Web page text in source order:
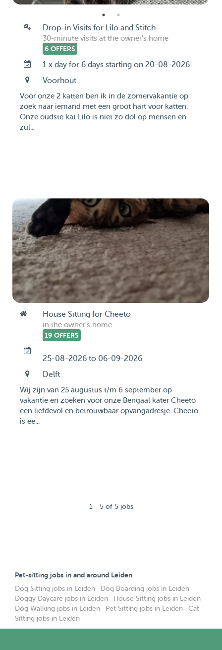
Drop-in Visits for Lilo and Stitch
30-minute visits at the owner's home
6 OFFERS
1 x day for 6 days starting on 20-08-2026
Voorhout
Voor onze 2 katten ben ik in de zomervakantie op
zoek naar iemand met een groot hart voor katten.
Onze oudste kat Lilo is niet zo dol op mensen en
zul...
House Sitting for Cheeto
in the owner's home
19 OFFERS
25-08-2026 to 06-09-2026
Delft
Wij zijn van 25 augustus t/m 6 september op
vakantie en zoeken voor onze Bengaal kater Cheeto
een liefdevol en betrouwbaar opvangadresje. Cheeto
is ee...
1 - 5 of 5 jobs
Pet-sitting jobs in and around Leiden
Dog Sitting jobs in Leiden · Dog Boarding jobs in Leiden ·
Doggy Daycare jobs in Leiden · House Sitting jobs in Leiden ·
Dog Walking jobs in Leiden · Pet Sitting jobs in Leiden · Cat
Sitting jobs in Leiden